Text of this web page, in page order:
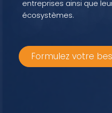
entreprises ainsi que
écosystèmes.
Formulez votre